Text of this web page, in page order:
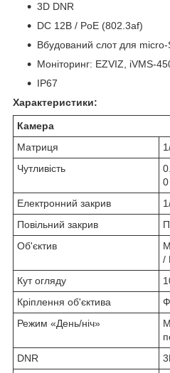
3D DNR
DC 12В / PoE (802.3af)
Вбудований слот для
Моніторинг: EZVIZ, iVMS-
IP67
Характеристики:
Камера
Матриця
Чутливість
0
Електронний закрив
Повільний закрив
Об'єктив
/
Кут огляду
Кріплення об'єктива
Режим «День/ніч»
DNR